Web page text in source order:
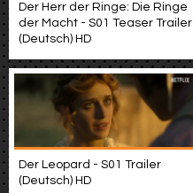
Der Herr der Ringe: Die Ringe
der Macht - S01 Teaser Trailer
(Deutsch) HD
Der Leopard - S01 Trailer
(Deutsch) HD